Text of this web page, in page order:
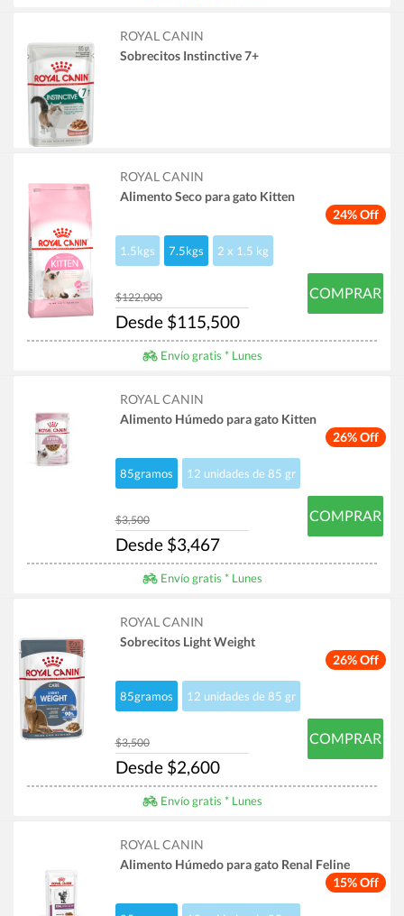
ROYAL CANIN
Sobrecitos Instinctive 7+
24% Off
ROYAL CANIN
Alimento Seco para gato Kitten
1.5kgs 7.5kgs 2 x 1.5 kg
$122,000
Desde $115,500
COMPRAR
Envío gratis * Lunes
26% Off
ROYAL CANIN
Alimento Húmedo para gato Kitten
85gramos 12 unidades de 85 gr
$3,500
Desde $3,467
COMPRAR
Envío gratis * Lunes
26% Off
ROYAL CANIN
Sobrecitos Light Weight
85gramos 12 unidades de 85 gr
$3,500
Desde $2,600
COMPRAR
Envío gratis * Lunes
15% Off
ROYAL CANIN
Alimento Húmedo para gato Renal Feline